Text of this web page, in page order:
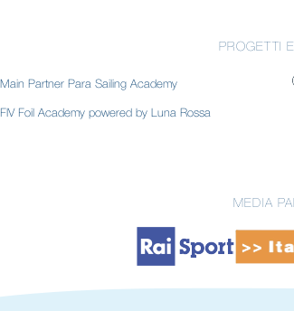
PROGETTI
Main Partner Para Sailing Academy
FIV Foil Academy powered by Luna Rossa
MEDIA